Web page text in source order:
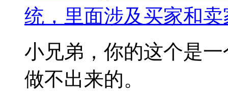
统，里面涉及买家和
小兄弟，你的这个是
做不出来的。